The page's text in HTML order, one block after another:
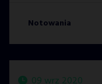
Notowania